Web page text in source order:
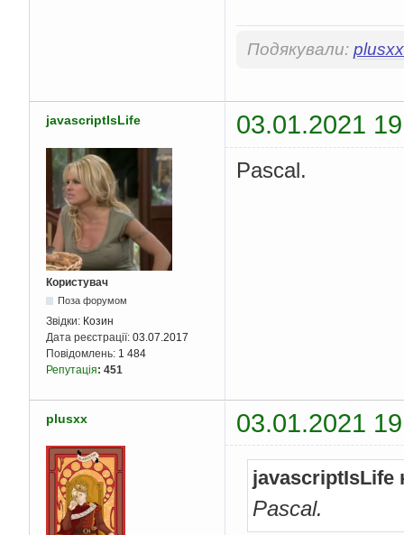
Подякували: plusxx
javascriptIsLife 03.01.2021
Користувач
Поза форумом
Звідки: Козин
Дата реєстрації: 03.07.2017
Повідомлень: 1 484
Репутація: 451
Pascal.
plusxx 03.01.2021
javascriptIsLife
Pascal.